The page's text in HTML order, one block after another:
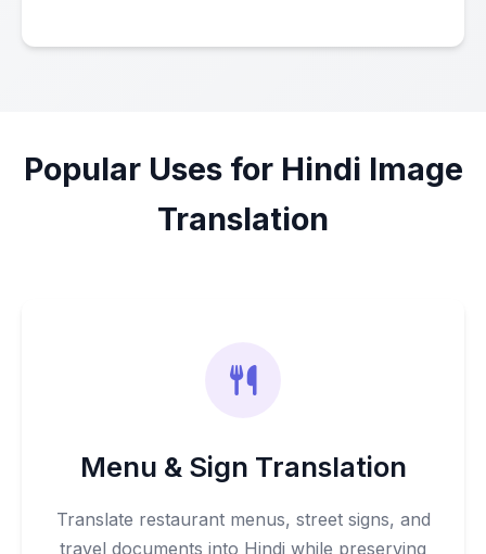
Popular Uses for Hindi Image
Translation
Menu & Sign Translation
Translate restaurant menus, street signs, and
travel documents into Hindi while preserving